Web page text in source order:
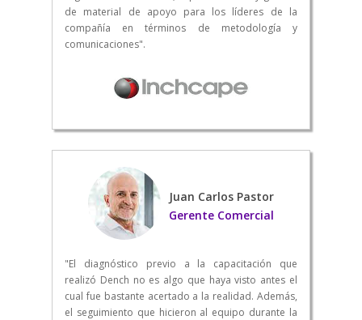
de material de apoyo para los líderes de la
compañía en términos de metodología y
comunicaciones".
Juan Carlos Pastor
Gerente Comercial
"El diagnóstico previo a la capacitación que
realizó Dench no es algo que haya visto antes el
cual fue bastante acertado a la realidad. Además,
el seguimiento que hicieron al equipo durante la